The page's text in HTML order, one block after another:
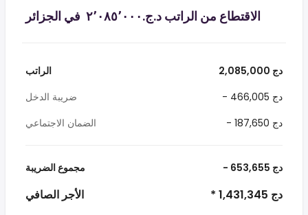
الاقتطاع من الراتب د.ج.‏٢٬٠٨٥٬٠٠٠ ‏ في الجزائر
الراتب
2,085,000 دج
ضريبة الدخل
- 466,005 دج
الضمان الاجتماعي
- 187,650 دج
مجموع الضريبة - 653,655 دج
الأجر الصافي * 1,431,345 دج